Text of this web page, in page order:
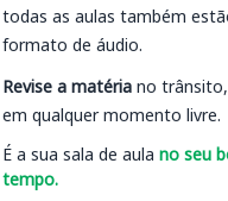
todas as aulas também
formato de áudio.
Revise a matéria no
em qualquer momento livre.
É a sua sala de aula no seu
tempo.